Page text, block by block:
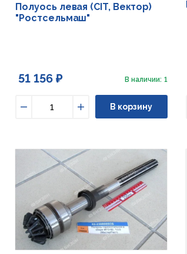
Добавить в избранное
Полуось левая (CIT, Вектор)
"Ростсельмаш"
51 156 ₽ В наличии: 1
Увеличить
В корзину